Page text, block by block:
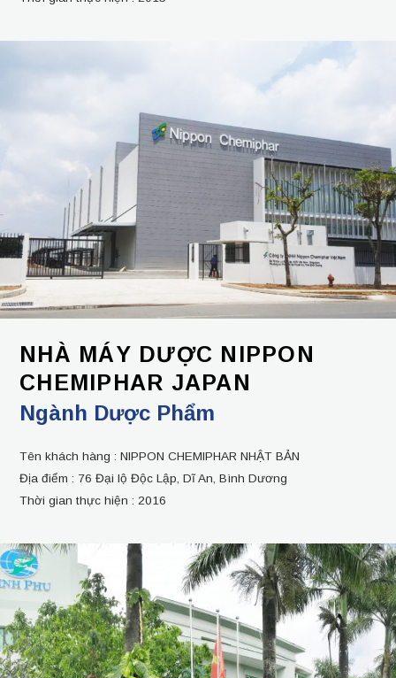
NHÀ MÁY DƯỢC NIPPON
CHEMIPHAR JAPAN
Ngành Dược Phẩm
Tên khách hàng : NIPPON CHEMIPHAR NHẬT BẢN
Địa điểm : 76 Đại lộ Độc Lập, Dĩ An, Bình Dương
Thời gian thực hiện : 2016